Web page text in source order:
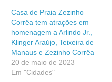
Casa de Praia Zezinho
Corrêa tem atrações em
homenagem a Arlindo Jr.,
Klinger Araújo, Teixeira de
Manaus e Zezinho Corrêa
20 de maio de 2023
Em "Cidades"